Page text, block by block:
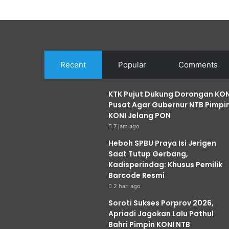
Recent Popular Comments
KTK Pujut Dukung Dorongan
Pusat Agar Gubernur NTB
KONI Jelang PON
7 jam ago
Heboh SPBU Praya Isi Jerigen
Saat Tutup Gerbang,
Kadisperindag: Khusus Pemilik
Barcode Resmi
2 hari ago
Soroti Sukses Porprov 2026,
Apriadi Jagokan Lalu Pathul
Bahri Pimpin KONI NTB